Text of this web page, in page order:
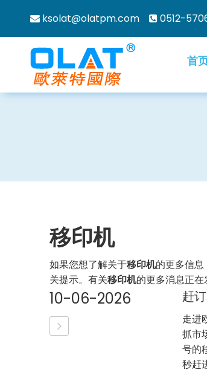
 ksolat@olatpm.com  0512-
首
移印机
如果您想了解关于移印机的更多信
关提示。有关移印机的更多消息正
10-06-2026
走进
抓市
号的
秒赶